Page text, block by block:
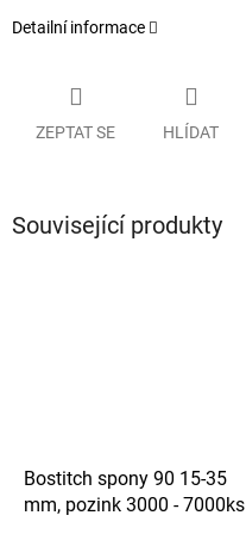
Detailní informace
ZEPTAT SE HLÍDAT
Související produkty
Bostitch spony 90 15-35
mm, pozink 3000 - 7000ks